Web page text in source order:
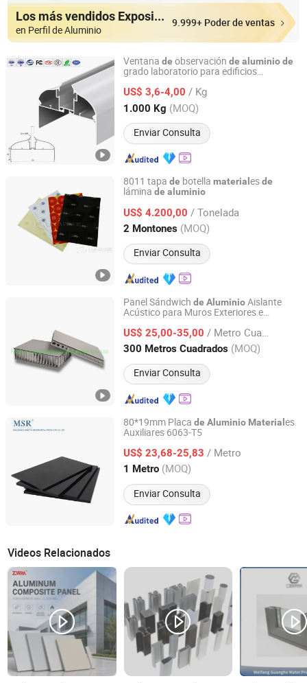
Los más vendidos Expositores
en Perfil de Aluminio
9.999+ Poder de ventas
Ventana de observación de aluminiode
grado laboratorio para edificios
limpia
US$ 3,6-4,00 / Kg
1.000 Kg (MOQ)
Enviar Consulta
Henan Kehao Aluminum Technology Co., Ltd.
Henan, China Desde 2026
8011 tapa de botella material esde
lámina de aluminio
US$ 4.200,00 / Tonelada
2 Montones (MOQ)
Enviar Consulta
Zhengzhou Haomei Industrial Co., Ltd.
Henan, China Desde 2008
Panel Sándwich de AluminioAislante
Acústico para Muros Exteriores e
US$ 25,00-35,00 / Metro Cuadrado
300 Metros Cuadrados (MOQ)
Enviar Consulta
FoShan HongZan Building Materials Co., Ltd.
Guangdong, China Desde 2012
80*19mm Placa de Aluminio Material es
Auxiliares 6063-T5
US$ 23,68-25,83 / Metro
1 Metro (MOQ)
Enviar Consulta
Shaoxing Shangyu Mesier Metal Products Co., Ltd.
Zhejiang, China Desde 2019
Videos Relacionados